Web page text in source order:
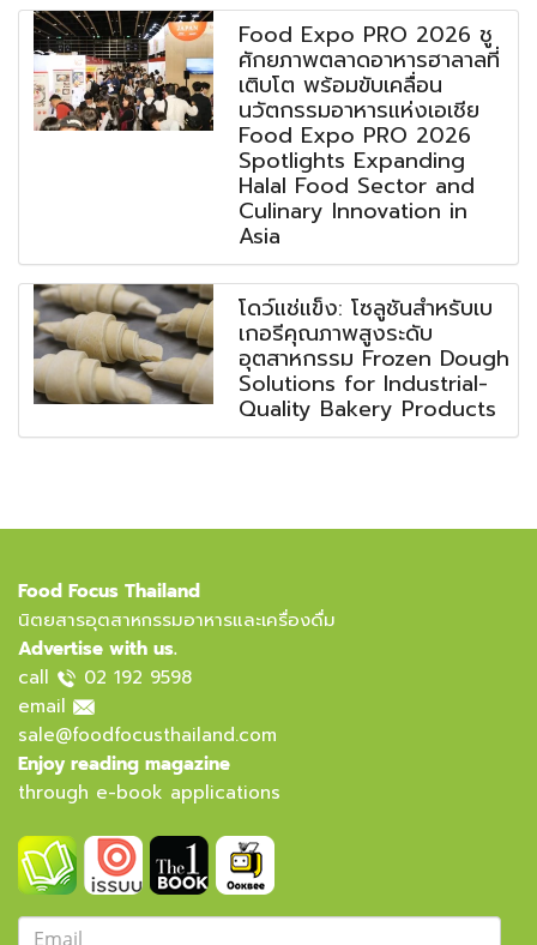
Food Expo PRO 2026 ชู
ศักยภาพตลาดอาหารฮาลาลที่
เติบโต พร้อมขับเคลื่อน
นวัตกรรมอาหารแห่งเอเชีย
Food Expo PRO 2026
Spotlights Expanding
Halal Food Sector and
Culinary Innovation in
Asia
โดว์แช่แข็ง: โซลูชันสำหรับเบ
เกอรีคุณภาพสูงระดับ
อุตสาหกรรม Frozen Dough
Solutions for Industrial-
Quality Bakery Products
Food Focus Thailand
นิตยสารอุตสาหกรรมอาหารและเครื่องดื่ม
Advertise with us.
call
02 192 9598
email
sale@foodfocusthailand.com
Enjoy reading magazine
through e-book applications